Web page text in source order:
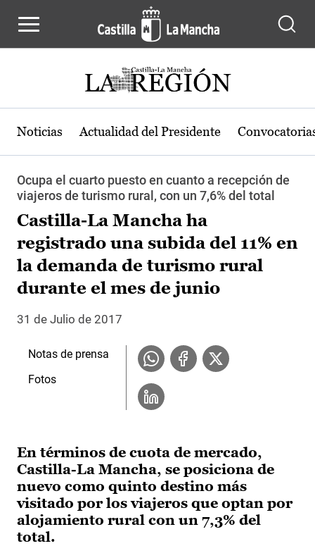
Noticias Actualidad del Presidente
Ocupa el cuarto puesto en cuanto a recepción de
viajeros de turismo rural, con un 7,6% del total
Castilla-La Mancha ha
registrado una subida del 11% en
la demanda de turismo rural
durante el mes de junio
31 de Julio de 2017
En términos de cuota de mercado,
Castilla-La Mancha, se posiciona de
nuevo como quinto destino más
visitado por los viajeros que optan por
alojamiento rural con un 7,3% del
total.
Notas de prensa
Fotos